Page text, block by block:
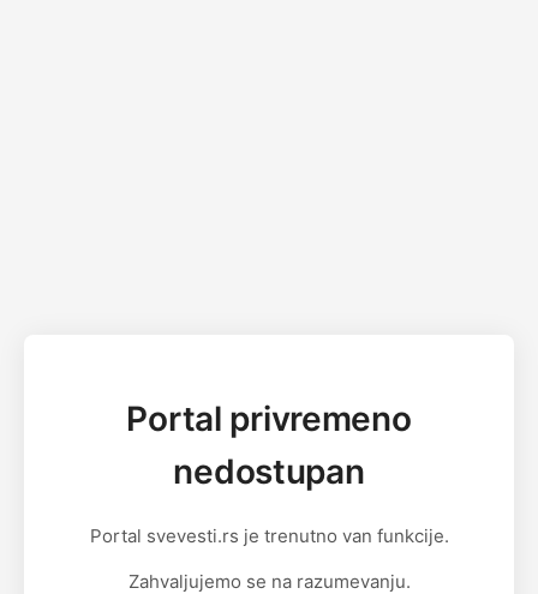
Portal privremeno
nedostupan
Portal svevesti.rs je trenutno van funkcije.
Zahvaljujemo se na razumevanju.